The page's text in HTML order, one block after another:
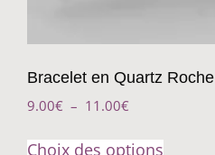
Bracelet en Quartz Roche
9.00€ – 11.00€
Choix des options